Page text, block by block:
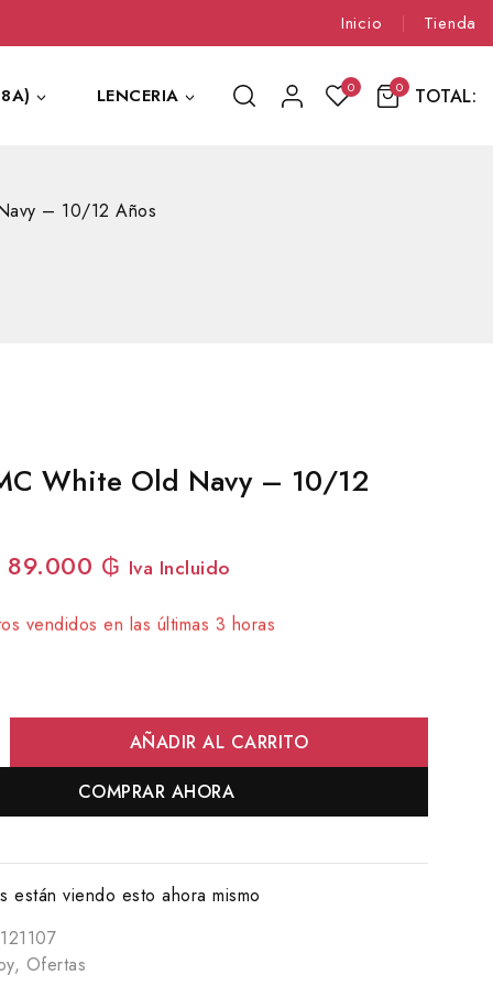
Inicio Tienda
LENCERIA 0 0 TOTAL:
– 10/12 Años
White Old Navy – 10/12
89.000 ₲ Iva Incluido
vendidos en las últimas 3 horas
Más de 10 personas tienen en su carrito
AÑADIR AL CARRITO
COMPRAR AHORA
están viendo esto ahora mismo
, Ofertas